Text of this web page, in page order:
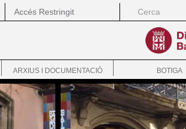
Accés Restringit
ARXIUS I DOCUMENTACIÓ BOTIGA